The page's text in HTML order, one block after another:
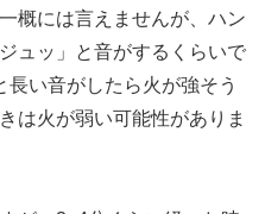
概には言えませんが、ハン
ュッ」と音がするくらいで
い音がしたら火が強そう
は火が弱い可能性がありま